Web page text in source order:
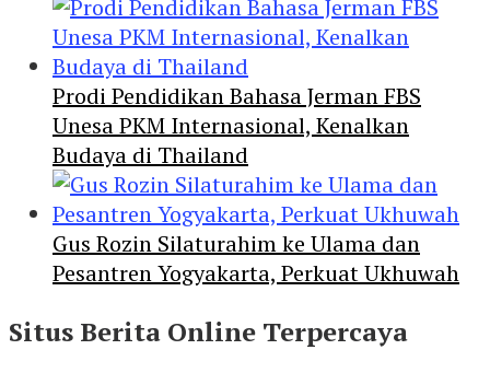
Prodi Pendidikan Bahasa Jerman FBS
Unesa PKM Internasional, Kenalkan
Budaya di Thailand
Gus Rozin Silaturahim ke Ulama dan
Pesantren Yogyakarta, Perkuat Ukhuwah
Situs Berita Online Terpercaya